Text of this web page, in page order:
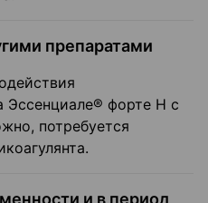
препаратами
Эссенциале® форте Н с
потребуется